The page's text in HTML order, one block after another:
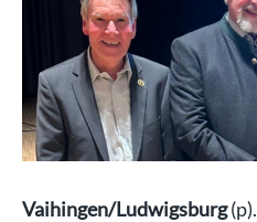
Vaihingen/Ludwigsburg